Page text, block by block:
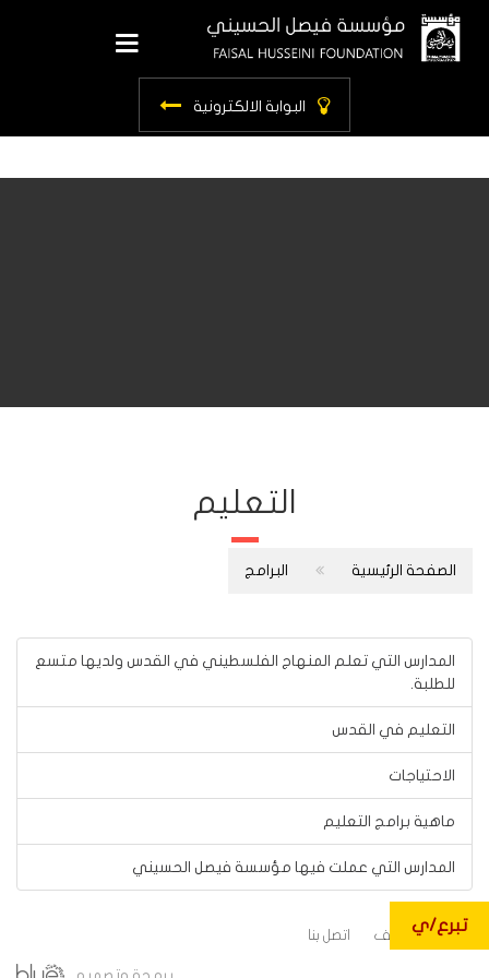
البوابة الالكترونية
تبرع/ي
التعليم
الصفحة الرئيسية البرامج
المدارس التي تعلم المنهاج الفلسطيني في القدس ولديها متسع
للطلبة.
التعليم في القدس
الاحتياجات
ماهية برامج التعليم
المدارس التي عملت فيها مؤسسة فيصل الحسيني
طلبات التوظيف اتصل بنا